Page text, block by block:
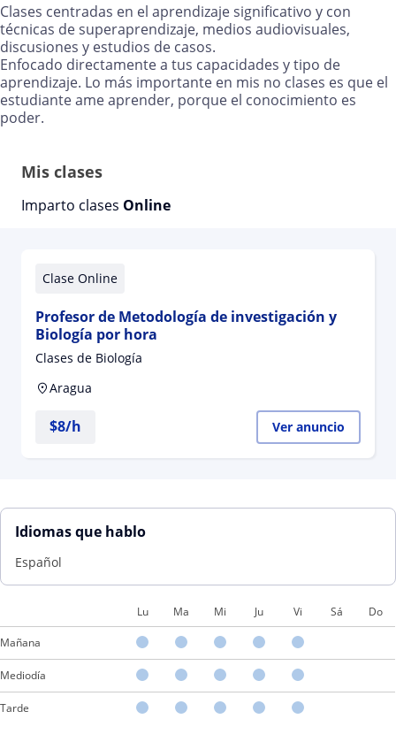
Clases centradas en el aprendizaje significativo y con
técnicas de superaprendizaje, medios audiovisuales,
discusiones y estudios de casos.
Enfocado directamente a tus capacidades y tipo de
aprendizaje. Lo más importante en mis no clases es que el
estudiante ame aprender, porque el conocimiento es
poder.
Mis clases
Imparto clases Online
Clase Online
Profesor de Metodología de investigación y
Biología por hora
Clases de Biología
Aragua
$8/h Ver anuncio
Idiomas que hablo
Español
Lu Ma Mi Ju Vi Sá Do
Mañana
Mediodía
Tarde